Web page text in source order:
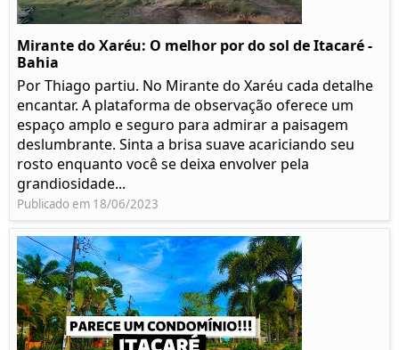
Mirante do Xaréu: O melhor por do sol de Itacaré -
Bahia
Por Thiago partiu. No Mirante do Xaréu cada detalhe
encantar. A plataforma de observação oferece um
espaço amplo e seguro para admirar a paisagem
deslumbrante. Sinta a brisa suave acariciando seu
rosto enquanto você se deixa envolver pela
grandiosidade...
Publicado em 18/06/2023